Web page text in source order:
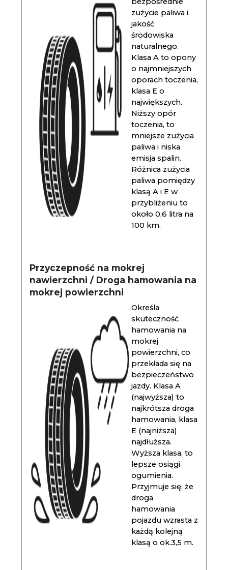
zużycie paliwa i
jakość
środowiska
naturalnego.
Klasa A to opony
o najmniejszych
oporach toczenia,
klasa E o
największych.
Niższy opór
toczenia, to
mniejsze zużycia
paliwa i niska
emisja spalin.
Różnica zużycia
paliwa pomiędzy
klasą A i E w
przybliżeniu to
około 0,6 litra na
100 km.
Przyczepność na mokrej
nawierzchni / Droga hamowania na
mokrej powierzchni
Określa
skuteczność
hamowania na
mokrej
powierzchni, co
przekłada się na
bezpieczeństwo
jazdy. Klasa A
(najwyższa) to
najkrótsza droga
hamowania, klasa
E (najniższa)
najdłuższa.
Wyższa klasa, to
lepsze osiągi
ogumienia.
Przyjmuje się, że
droga
hamowania
pojazdu wzrasta z
każdą kolejną
klasą o ok.3,5 m.